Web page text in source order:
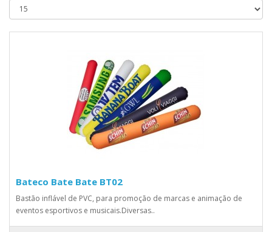
Bateco Bate Bate BT02
Bastão inflável de PVC, para promoção de marcas e animação de
eventos esportivos e musicais.Diversas..